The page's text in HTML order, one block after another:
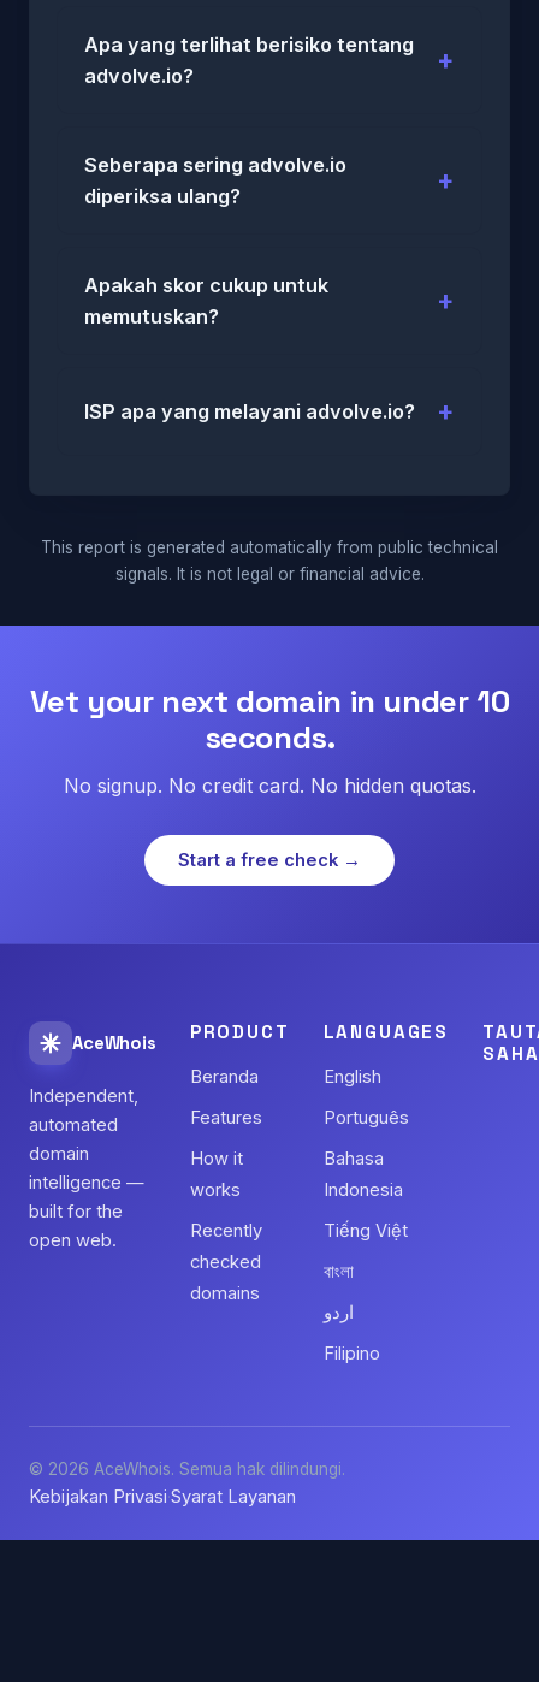
Apa yang terlihat berisiko tentang
advolve.io?
Seberapa sering advolve.io
diperiksa ulang?
Apakah skor cukup untuk
memutuskan?
ISP apa yang melayani advolve.io?
This report is generated automatically from public technical
signals. It is not legal or financial advice.
Vet your next domain in under 10
seconds.
No signup. No credit card. No hidden quotas.
Start a free check →
AceWhois
Independent,
automated
domain
intelligence —
built for the
open web.
PRODUCT
Beranda
Features
How it
works
Recently
checked
domains
LANGUAGES
English
Português
Bahasa
Indonesia
Tiếng Việt
বাংলা
اردو
Filipino
© 2026 AceWhois. Semua hak dilindungi.
Kebijakan Privasi·Syarat Layanan